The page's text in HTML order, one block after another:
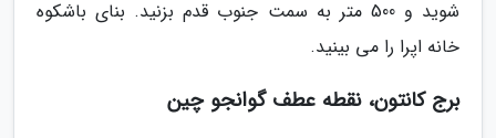
شوید و 500 متر به سمت جنوب قدم بزنید. بنای باشکوه
خانه اپرا را می بینید.
برج کانتون، نقطه عطف گوانجو چین